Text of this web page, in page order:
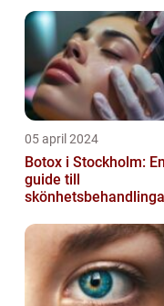
05 april 2024
Botox i Stockholm: En
guide till